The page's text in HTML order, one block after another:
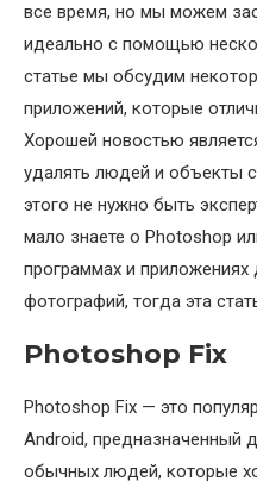
все время, но мы можем
идеально с помощью
статье мы обсудим
приложений, которые
Хорошей новостью
удалять людей и объекты
этого не нужно быть
мало знаете о Photoshop
программах и приложениях
фотографий, тогда эта
Photoshop Fix
Photoshop Fix — это
Android, предназначенный
обычных людей, которые